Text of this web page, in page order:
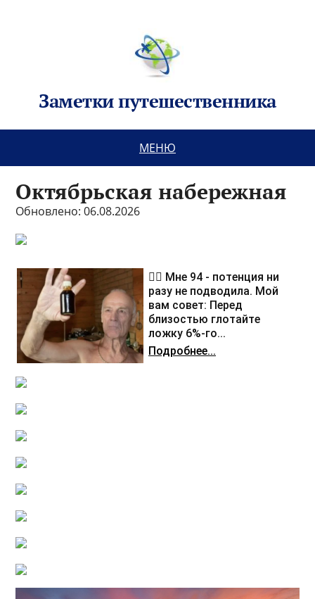
Заметки путешественника
МЕНЮ
Октябрьская набережная
Обновлено: 06.08.2026
❤️‍🔥 Мне 94 - потенция ни
разу не подводила. Мой
вам совет: Перед
близостью глотайте
ложку 6%-го...
Подробнее...